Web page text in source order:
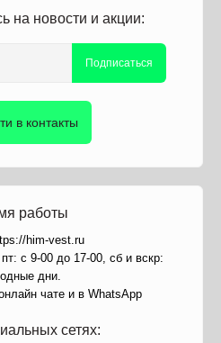
на новости и акции:
Подписаться
в контакты
работы
him-vest.ru
с 9-00 до 17-00, сб и вскр:
дни.
чате и в WhatsApp
сетях: